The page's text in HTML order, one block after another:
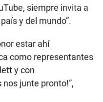
siempre invita a
y del mundo”.
estar ahí
como representantes
y con
nos junte pronto!”,